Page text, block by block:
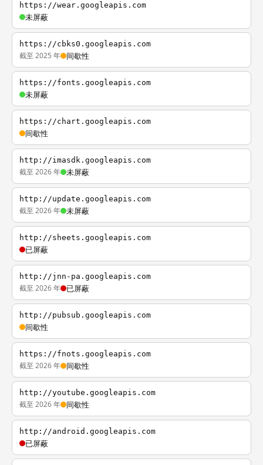
https://wear.googleapis.com
未屏蔽
https://cbks0.googleapis.com
截至 2025 年 间歇性
https://fonts.googleapis.com
未屏蔽
https://chart.googleapis.com
间歇性
http://imasdk.googleapis.com
截至 2026 年 未屏蔽
http://update.googleapis.com
截至 2026 年 未屏蔽
http://sheets.googleapis.com
已屏蔽
http://jnn-pa.googleapis.com
截至 2026 年 已屏蔽
http://pubsub.googleapis.com
间歇性
https://fnots.googleapis.com
截至 2026 年 间歇性
http://youtube.googleapis.com
截至 2026 年 间歇性
http://android.googleapis.com
已屏蔽